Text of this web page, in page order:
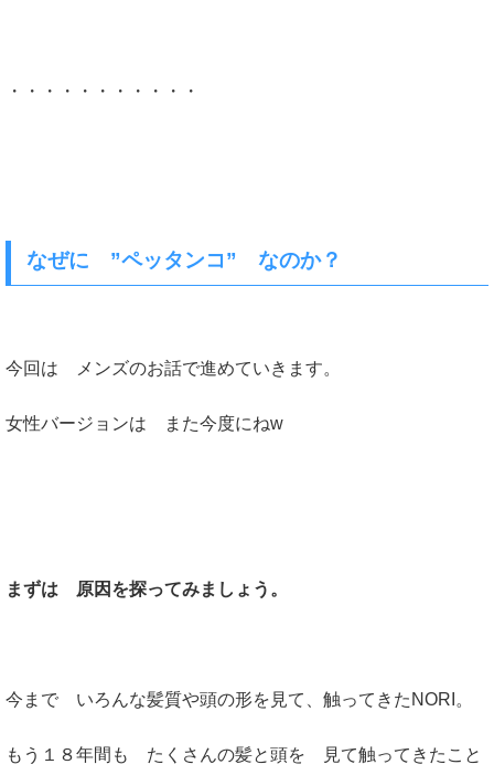
・・・・・・・・・・・
なぜに ”ペッタンコ” なのか？
今回は メンズのお話で進めていきます。
女性バージョンは また今度にねw
まずは 原因を探ってみましょう。
今まで いろんな髪質や頭の形を見て、触ってきたNORI。
もう１８年間も たくさんの髪と頭を 見て触ってきたこと